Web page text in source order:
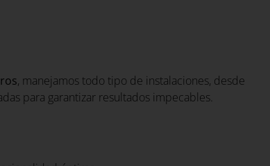
, manejamos todo tipo de instalaciones, desde
para garantizar resultados impecables.